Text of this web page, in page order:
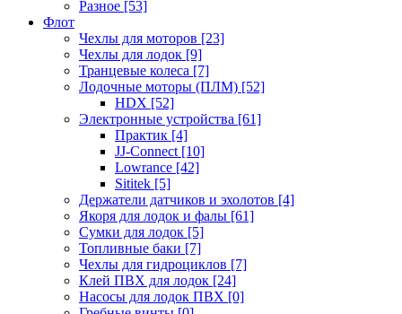
Разное [53]
Флот
Чехлы для моторов [23]
Чехлы для лодок [9]
Транцевые колеса [7]
Лодочные моторы (ПЛМ) [52]
HDX [52]
Электронные устройства [61]
Практик [4]
JJ-Connect [10]
Lowrance [42]
Sititek [5]
Держатели датчиков и эхолотов [4]
Якоря для лодок и фалы [61]
Сумки для лодок [5]
Топливные баки [7]
Чехлы для гидроциклов [7]
Клей ПВХ для лодок [24]
Насосы для лодок ПВХ [0]